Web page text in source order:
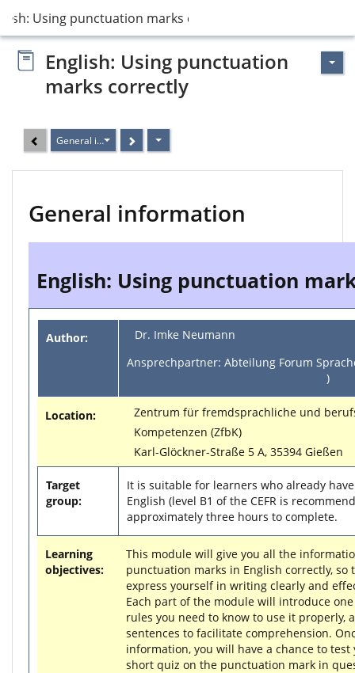
Using punctuation marks correctly
English: Using punctuation
marks correctly
General information
General information
English: Using punctuation
Author:
Dr. Imke Neumann
Ansprechpartner: Abteilung Forum
)
Location:
Zentrum für fremdsprachliche und
Kompetenzen (ZfbK)
Karl-Glöckner-Straße 5 A, 35394 Gießen
Target
group:
It is suitable for learners who already
English (level B1 of the CEFR is
approximately three hours to complete.
Learning
objectives:
This module will give you all the
punctuation marks in English correctly, so
express yourself in writing clearly and
Each part of the module will introduce
rules you need to know to use it properly,
sentences to facilitate comprehension.
information, you will have a chance to
short quiz on the punctuation mark in